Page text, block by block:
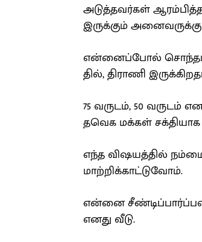
அடுத்தவர்கள்
இருக்கும்
என்னைப்போல்
தில், திராணி
75 வருடம், 50 வருடம்
தவெக மக்கள் சக்தியாக
எந்த விஷயத்தில்
மாற்றிக்காட்டுவோம்.
என்னை
எனது வீடு.